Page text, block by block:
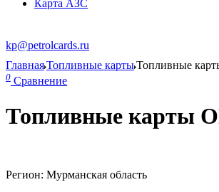
Карта АЗС
kp@petrolcards.ru
ГлавнаяТопливные картыТопливные
0 Сравнение
Топливные карты
Регион: Мурманская область